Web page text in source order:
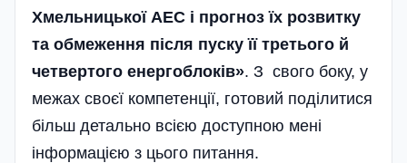
Хмельницької АЕС і прогноз їх розвитку
та обмеження після пуску її третього й
четвертого енерго­блоків». З свого боку, у
межах своєї компетенції, готовий поділитися
більш детально всією доступною мені
інформацією з цього питання.